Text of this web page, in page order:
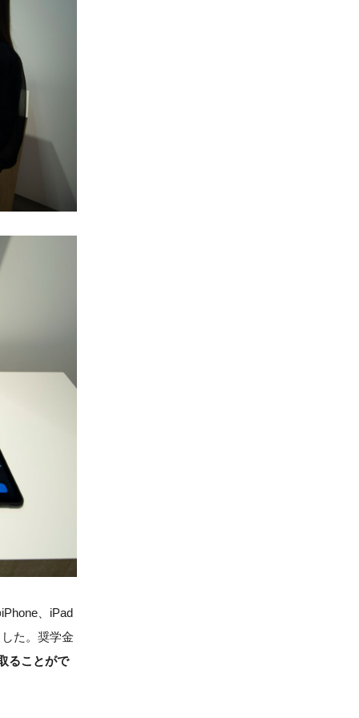
、iPad
た。奨学金
ることがで